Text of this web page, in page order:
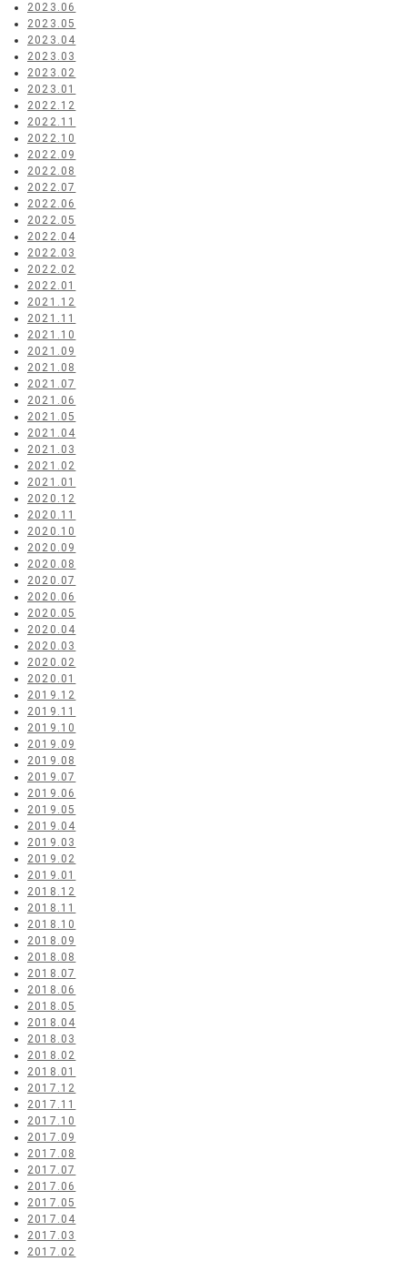
2023.06
2023.05
2023.04
2023.03
2023.02
2023.01
2022.12
2022.11
2022.10
2022.09
2022.08
2022.07
2022.06
2022.05
2022.04
2022.03
2022.02
2022.01
2021.12
2021.11
2021.10
2021.09
2021.08
2021.07
2021.06
2021.05
2021.04
2021.03
2021.02
2021.01
2020.12
2020.11
2020.10
2020.09
2020.08
2020.07
2020.06
2020.05
2020.04
2020.03
2020.02
2020.01
2019.12
2019.11
2019.10
2019.09
2019.08
2019.07
2019.06
2019.05
2019.04
2019.03
2019.02
2019.01
2018.12
2018.11
2018.10
2018.09
2018.08
2018.07
2018.06
2018.05
2018.04
2018.03
2018.02
2018.01
2017.12
2017.11
2017.10
2017.09
2017.08
2017.07
2017.06
2017.05
2017.04
2017.03
2017.02